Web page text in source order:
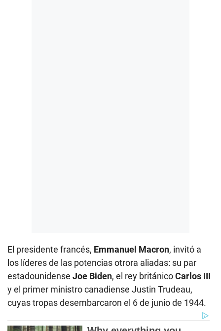
El presidente francés, Emmanuel Macron, invitó a
los líderes de las potencias otrora aliadas: su par
estadounidense Joe Biden, el rey británicoCarlos III
y el primer ministro canadiense Justin Trudeau,
cuyas tropas desembarcaron el 6 de junio de 1944.